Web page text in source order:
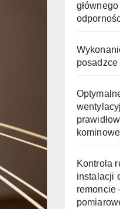
Kontrola
instalacji
remoncie